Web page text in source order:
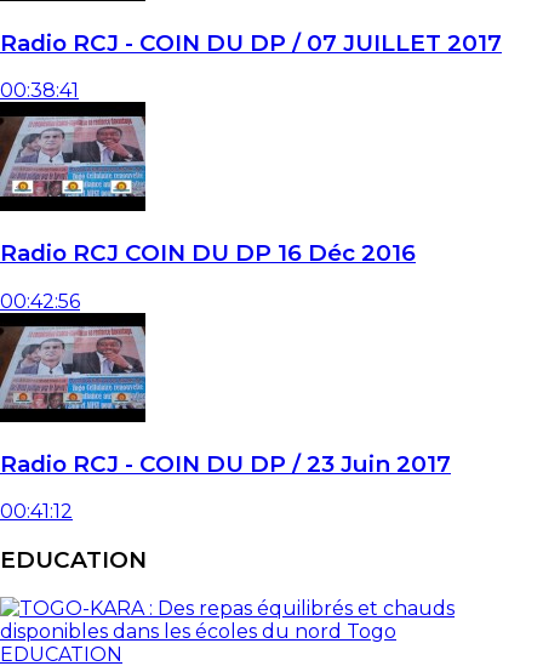
Radio RCJ - COIN DU DP / 07 JUILLET 2017
00:38:41
Radio RCJ COIN DU DP 16 Déc 2016
00:42:56
Radio RCJ - COIN DU DP / 23 Juin 2017
00:41:12
EDUCATION
EDUCATION